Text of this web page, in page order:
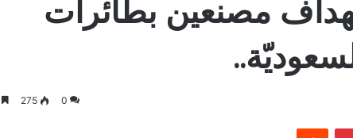
مصنعين بطائرات
0
275
بينتيريست